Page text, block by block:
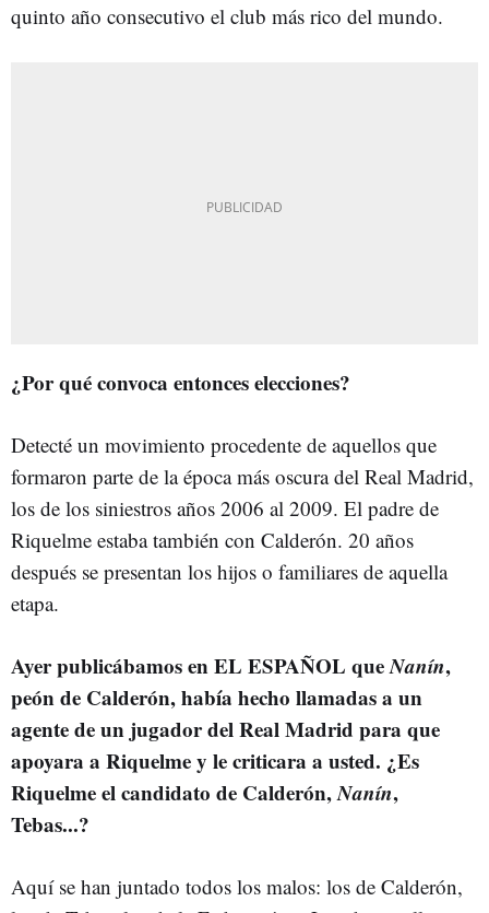
quinto año consecutivo el club más rico del mundo.
¿Por qué convoca entonces elecciones?
Detecté un movimiento procedente de aquellos que
formaron parte de la época más oscura del Real Madrid,
los de los siniestros años 2006 al 2009. El padre de
Riquelme estaba también con Calderón. 20 años
después se presentan los hijos o familiares de aquella
etapa.
Ayer publicábamos en EL ESPAÑOL queNanín,
peón de Calderón, había hecho llamadas a un
agente de un jugador del Real Madrid para que
apoyara a Riquelme y le criticara a usted. ¿Es
Riquelme el candidato de Calderón,Nanín,
Tebas...?
Aquí se han juntado todos los malos: los de Calderón,